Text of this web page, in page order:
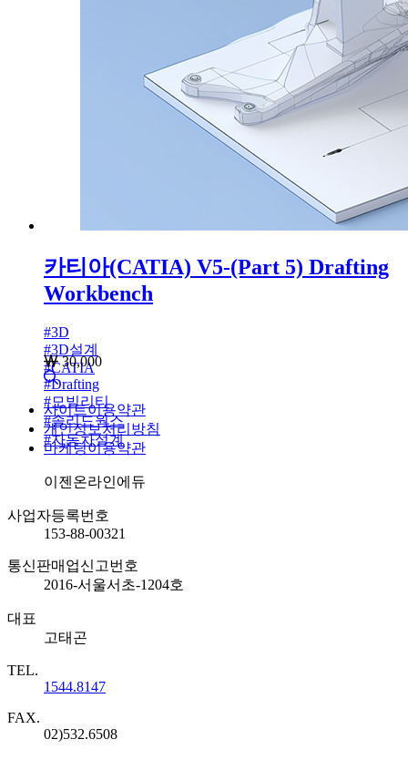
카티아(CATIA) V5-(Part 5) Drafting
Workbench
#3D
#3D설계
#CATIA
#Drafting
#모빌리티
#솔리드웍스
#자동차설계
30,000
사이트이용약관
개인정보처리방침
마케팅이용약관
회사명이젠온라인에듀
사업자등록번호
153-88-00321
통신판매업신고번호
2016-서울서초-1204호
대표
고태곤
TEL.
1544.8147
FAX.
02)532.6508